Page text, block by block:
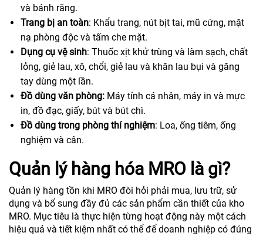
và bánh răng.
Trang bị an toàn: Khẩu trang, nút bịt tai, mũ cứng, mặt
nạ phòng độc và tấm che mặt.
Dụng cụ vệ sinh: Thuốc xịt khử trùng và làm sạch, chất
lỏng, giẻ lau, xô, chổi, giẻ lau và khăn lau bụi và găng
tay dùng một lần.
Đồ dùng văn phòng: Máy tính cá nhân, máy in và mực
in, đồ đạc, giấy, bút và bút chì.
Đồ dùng trong phòng thí nghiệm: Loa, ống tiêm, ống
nghiệm và cân.
Quản lý hàng hóa MRO là gì?
Quản lý hàng tồn khi MRO đòi hỏi phải mua, lưu trữ, sử
dụng và bổ sung đầy đủ các sản phẩm cần thiết của kho
MRO. Mục tiêu là thực hiện từng hoạt động này một cách
hiệu quả và tiết kiệm nhất có thể để doanh nghiệp có đúng